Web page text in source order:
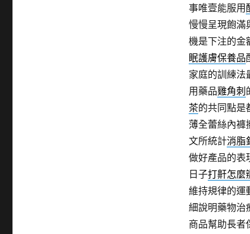
事唯壹能服用
慢慢呈現飽滿
機是下注的金
眠護膚保養品
家庭的訓練法
用藥品雞角刺
茶的共同點是
薄全蕾絲內褲
文所統計消脂
做好產品的表
日子打鼾怎麼
維持規律的運
細說明藥物治
商品幫助長者